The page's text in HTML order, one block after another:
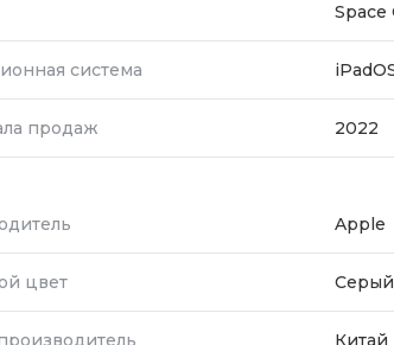
Space
система
продаж 2022
Apple
цвет Серый
Китай